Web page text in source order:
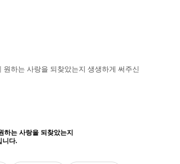
원하는 사랑을 되 찾았는지 생생하게 써 주신
하는 사랑을 되찾았는지
니다.